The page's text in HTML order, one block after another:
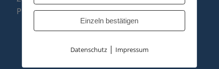
Produktzusammenfassung
Einzeln bestätigen
Datenschutz| Impressum